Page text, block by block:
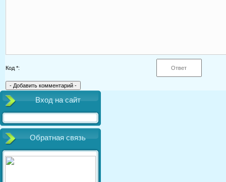
Код *:
Вход на сайт
Обратная связь